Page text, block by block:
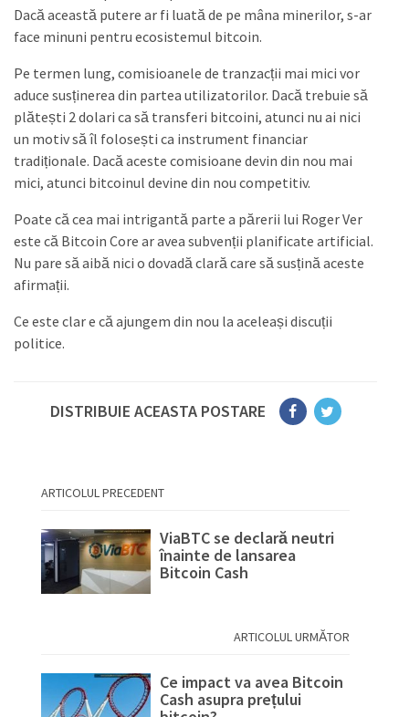
Dacă această putere ar fi luată de pe mâna minerilor, s-ar
face minuni pentru ecosistemul bitcoin.
Pe termen lung, comisioanele de tranzacții mai mici vor
aduce susținerea din partea utilizatorilor. Dacă trebuie să
plătești 2 dolari ca să transferi bitcoini, atunci nu ai nici
un motiv să îl folosești ca instrument financiar
tradiționale. Dacă aceste comisioane devin din nou mai
mici, atunci bitcoinul devine din nou competitiv.
Poate că cea mai intrigantă parte a părerii lui Roger Ver
este că Bitcoin Core ar avea subvenții planificate artificial.
Nu pare să aibă nici o dovadă clară care să susțină aceste
afirmații.
Ce este clar e că ajungem din nou la aceleași discuții
politice.
DISTRIBUIE ACEASTA POSTARE
ARTICOLUL PRECEDENT
ViaBTC se declară neutri
înainte de lansarea
Bitcoin Cash
ARTICOLUL URMĂTOR
Ce impact va avea Bitcoin
Cash asupra prețului